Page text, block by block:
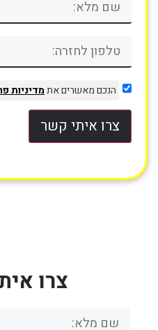
הנכם מאשרים אתמדיניות
צרו איתי קשר
צרו